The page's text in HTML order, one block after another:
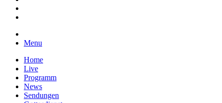
Menu
Home
Live
Programm
News
Sendungen